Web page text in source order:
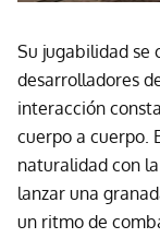
Su jugabilidad se
desarrolladores
interacción
cuerpo a cuerpo.
naturalidad con
lanzar una
un ritmo de